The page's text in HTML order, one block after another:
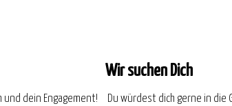
Wir suchen Dich
und dein Engagement! Du würdest dich gerne in